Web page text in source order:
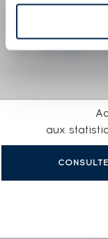
aux
LA COTE
HENNESSY
OF THE NBA